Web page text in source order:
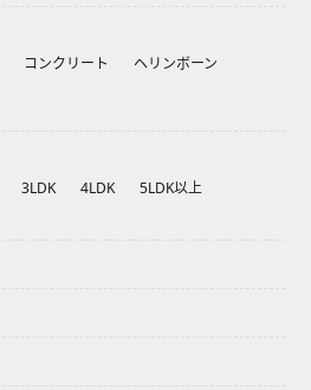
コンクリート
ヘリンボーン
3LDK 4LDK 5LDK以上